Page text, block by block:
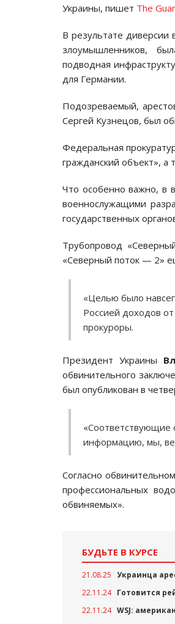
Украины, пишет The
В результате диверсии
злоумышленников,
подводная
для Германии.
Подозреваемый,
Сергей Кузнецов, был
Федеральная
гражданский объект», а
Что особенно важно, в
военнослужащими
государственных
Трубопровод
«Северный поток — 2»
«Целью было
Россией доходов
прокуроры.
Президент Украины
обвинительного
был опубликован в
«Соответствующие
информацию, мы,
Согласно
профессиональных
обвиняемых».
БУДЬТЕ В КУРСЕ
21.08.25 Украинца
22.11.24 Готовится
22.11.24 WSJ: